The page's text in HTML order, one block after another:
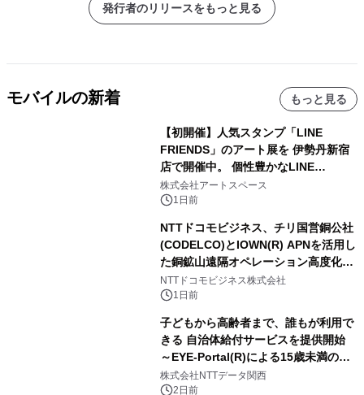
発行者のリリースをもっと見る
モバイルの新着 もっと見る
【初開催】人気スタンプ「LINE
FRIENDS」のアート展を 伊勢丹新宿
店で開催中。 個性豊かなLINE
FRIENDSの仲間たちが インテリアア
ートとして新たな魅力を発信。
株式会社アートスペース
1日前
NTTドコモビジネス、チリ国営銅公社
(CODELCO)とIOWN(R) APNを活用し
た銅鉱山遠隔オペレーション高度化に
向けた調査・実証を開始
NTTドコモビジネス株式会社
1日前
子どもから高齢者まで、誰もが利用で
きる 自治体給付サービスを提供開始
～EYE-Portal(R)による15歳未満の本
人認証と デジタルデバイド対策で実現
～
株式会社NTTデータ関西
2日前